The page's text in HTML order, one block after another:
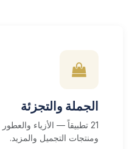
الجملة والتجزئة
21 تطبيقاً — الأزياء
ومنتجات التجميل والمزيد.